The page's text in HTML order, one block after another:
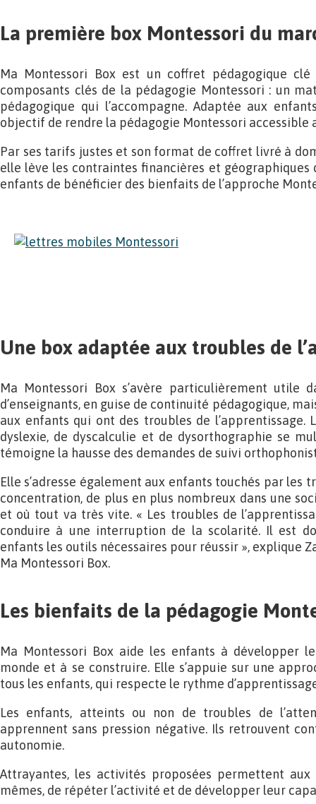
La première box Montessori du
Ma Montessori Box est un coffret pédagogique
composants clés de la pédagogie Montessori : un
pédagogique qui l’accompagne. Adaptée aux
objectif de rendre la pédagogie Montessori accessible
Par ses tarifs justes et son format de coffret livré à
elle lève les contraintes financières et
enfants de bénéficier des bienfaits de l’approche
Une box adaptée aux troubles de
Ma Montessori Box s’avère particulièrement utile
d’enseignants, en guise de continuité pédagogique,
aux enfants qui ont des troubles de l’apprentissage.
dyslexie, de dyscalculie et de dysorthographie se
témoigne la hausse des demandes de suivi
Elle s’adresse également aux enfants touchés par les
concentration, de plus en plus nombreux dans une
et où tout va très vite. « Les troubles de
conduire à une interruption de la scolarité. Il est
enfants les outils nécessaires pour réussir », explique
Ma Montessori Box.
Les bienfaits de la pédagogie
Ma Montessori Box aide les enfants à développer
monde et à se construire. Elle s’appuie sur une
tous les enfants, qui respecte le rythme
Les enfants, atteints ou non de troubles de
apprennent sans pression négative. Ils retrouvent
autonomie.
Attrayantes, les activités proposées permettent
mêmes, de répéter l’activité et de développer leur